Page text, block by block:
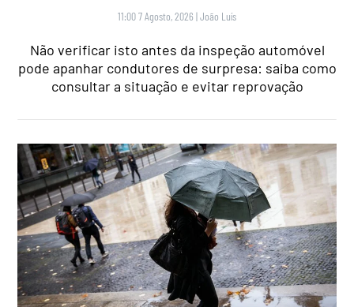
11:00 7 Agosto, 2026 |João Luís
Não verificar isto antes da inspeção automóvel
pode apanhar condutores de surpresa: saiba como
consultar a situação e evitar reprovação